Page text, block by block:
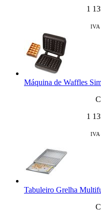
1
IVA
Máquina de Waffles
1
IVA
Tabuleiro Grelha